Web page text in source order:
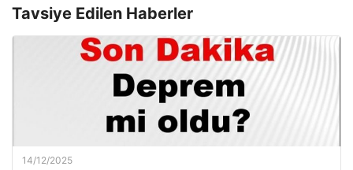
Tavsiye Edilen Haberler
14/12/2025